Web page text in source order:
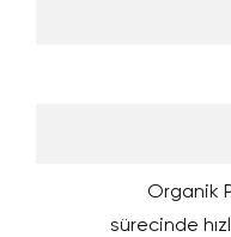
Organik
sürecinde